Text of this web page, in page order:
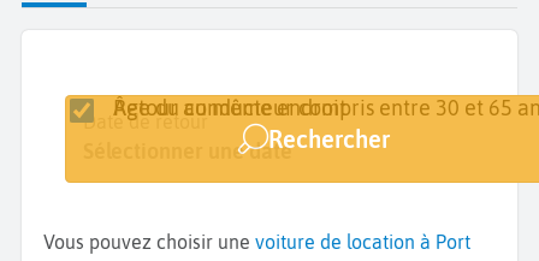
Lieu de retrait
Minorque - Port Mahon
Date de retrait
Sélectionner une date
Date de retour
Sélectionner une date
Retour au même endroit
Âge du conducteur compris entre 30 et 65
Rechercher
Vous pouvez choisir une voiture de location à Port